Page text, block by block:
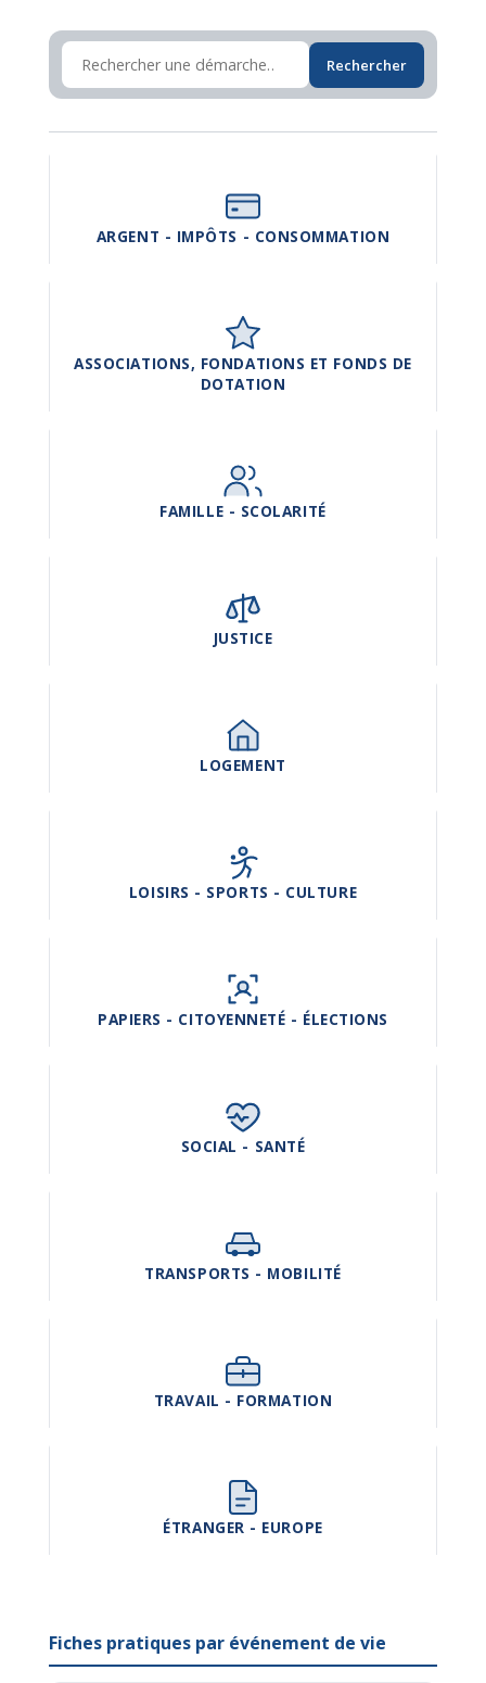
Rechercher
ARGENT - IMPÔTS - CONSOMMATION
ASSOCIATIONS, FONDATIONS ET FONDS DE
DOTATION
FAMILLE - SCOLARITÉ
JUSTICE
LOGEMENT
LOISIRS - SPORTS - CULTURE
PAPIERS - CITOYENNETÉ - ÉLECTIONS
SOCIAL - SANTÉ
TRANSPORTS - MOBILITÉ
TRAVAIL - FORMATION
ÉTRANGER - EUROPE
Fiches pratiques par événement de vie